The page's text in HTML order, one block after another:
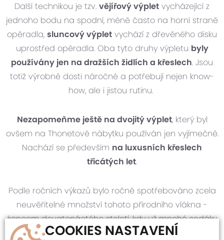
Další technikou je tzv. vějířový výplet vycházející z
jednoho bodu na spodní, méně často na horní straně
opěradla, sluncový výplet vychází z dřevěného disku
uprostřed opěradla. Oba tyto druhy výpletu byly
používány jen na dražších židlích a křeslech. Jsou
totiž výrobně dosti náročné a potřebují nejen know-
how, ale i jistou rutinu.
Nezapomeňme ještě na dvojitý výplet, který byl
ovšem na Thonetově nábytku používán jen vyjímečně.
Nachází se především na luxusních křeslech
třicátých let.
Podle ročních výkazů bylo ročně spotřebováno zcela
neuvěřitelné množství tohoto přírodního vlákna -
koncem devatenáctého století, kdy už mnohé sedáky
byly překližkové, sespotřeba rotanguv podniku bratří
COOKIES NASTAVENÍ